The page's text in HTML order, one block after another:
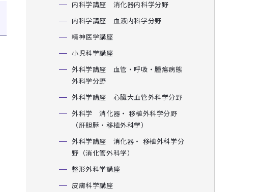
内科学講座 消化器内科学分野
内科学講座 血液内科学分野
精神医学講座
小児科学講座
外科学講座 血管・呼吸・腫瘍病態
外科学分野
外科学講座 心臓大血管外科学分野
外科学 消化器・ 移植外科学分野
（肝胆膵・移植外科学）
外科学講座 消化器・ 移植外科学分
野（消化管外科学）
整形外科学講座
皮膚科学講座